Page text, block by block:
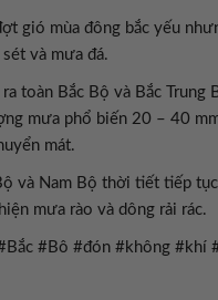
gió mùa đông bắc yếu
và mưa đá.
toàn Bắc Bộ và Bắc Trung
mưa phổ biến 20 – 40
mát.
và Nam Bộ thời tiết tiếp
mưa rào và dông rải rác.
#Bô #đón #không